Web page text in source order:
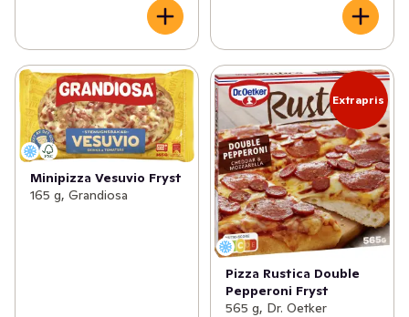
Minipizza Vesuvio Fryst
165 g, Grandiosa
Extrapris
Pizza Rustica Double
Pepperoni Fryst
565 g, Dr. Oetker